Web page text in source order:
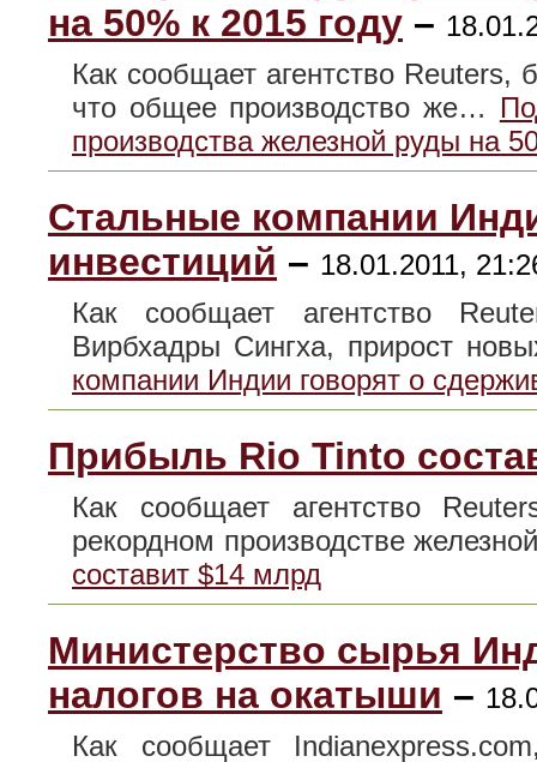
на 50% к 2015 году –
Как сообщает агентство Reuters,
что общее производство же…
производства железной руды на
Стальные компании
инвестиций – 18.01.2011,
Как сообщает агентство
Вирбхадры Сингха, прирост
компании Индии говорят о
Прибыль Rio Tinto
Как сообщает агентство
рекордном производстве
составит $14 млрд
Министерство сырья
налогов на окатыши –
Как сообщает